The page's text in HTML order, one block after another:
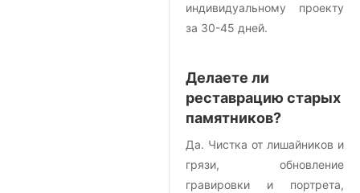
индивидуальному проекту
за 30-45 дней.
Делаете ли
реставрацию старых
памятников?
Да. Чистка от лишайников и
грязи, обновление
гравировки и портрета,